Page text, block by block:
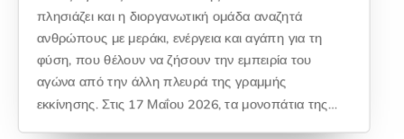
πλησιάζει και η διοργανωτική ομάδα αναζητά
ανθρώπους με μεράκι, ενέργεια και αγάπη για τη
φύση, που θέλουν να ζήσουν την εμπειρία του
αγώνα από την άλλη πλευρά της γραμμής
εκκίνησης. Στις 17 Μαΐου 2026, τα μονοπάτια της…